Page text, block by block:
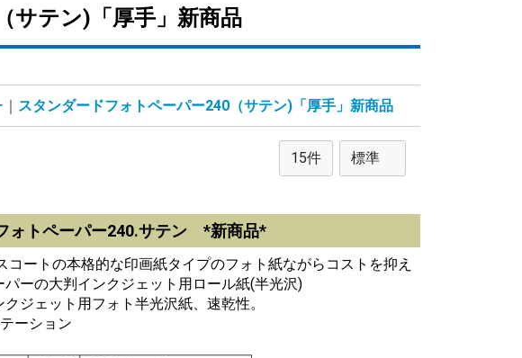
サテン)「厚手」新商品
スタンダードフォトペーパー240（サテン)「厚手」新商品
ォトペーパー240.サテン *新商品*
コートの本格的な印画紙タイプのフォト紙ながらコストを抑え
ーの大判インクジェット用ロール紙(半光沢)
ジェット用フォト半光沢紙、速乾性。
ーション